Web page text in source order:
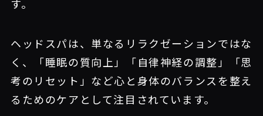
す。
ヘッドスパは、単なるリラクゼーションではな
く、「睡眠の質向上」「自律神経の調整」「思
考のリセット」など心と身体のバランスを整え
るためのケアとして注目されています。